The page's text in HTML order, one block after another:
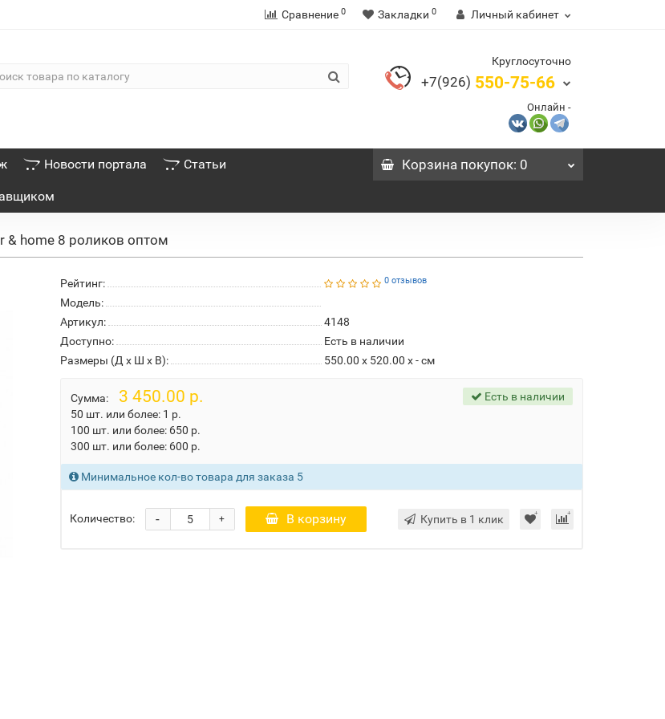
Сравнение 0 Закладки 0 Личный кабинет
Круглосуточно
+7(926) 550-75-66
Онлайн -
Новости портала Статьи Корзинапокупок: 0
& home 8 роликов оптом
Рейтинг: 0 отзывов
Модель:
Артикул:
4148
Доступно:
Есть в наличии
Размеры (Д x Ш x В):
550.00 x 520.00 x - см
Сумма: 3 450.00 р.
50 шт. или более: 1 р.
100 шт. или более: 650 р.
300 шт. или более: 600 р.
Есть в наличии
Минимальное кол-во товара для заказа 5
Количество: +
- В корзину Купить в 1 клик